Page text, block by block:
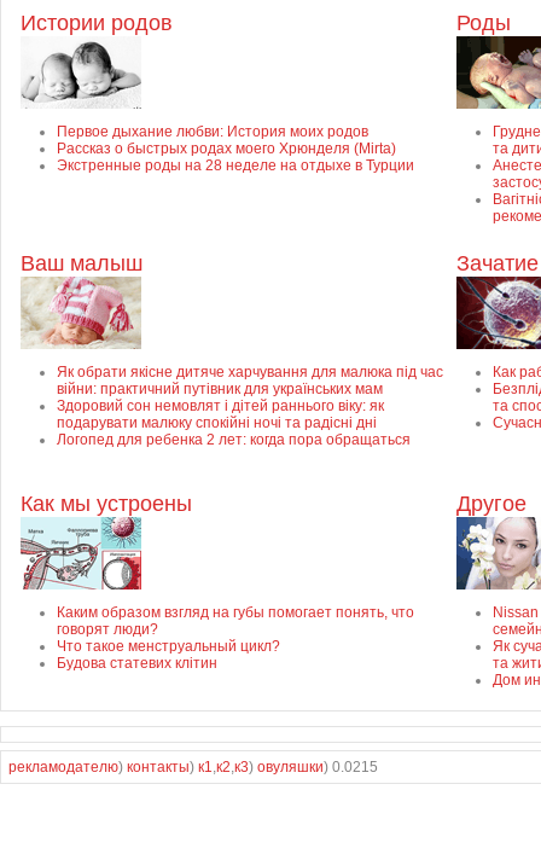
Истории родов
Первое дыхание любви: История моих родов
Рассказ о быстрых родах моего Хрюнделя (Mirta)
Экстренные роды на 28 неделе на отдыхе в Турции
Роды
та
Ваш малыш
Як обрати якісне дитяче харчування для малюка під час
війни: практичний путівник для українських мам
Здоровий сон немовлят і дітей раннього віку: як
подарувати малюку спокійні ночі та радісні дні
Логопед для ребенка 2 лет: когда пора обращаться
Зачатие
Как
та
Как мы устроены
Каким образом взгляд на губы помогает понять, что
говорят люди?
Что такое менструальный цикл?
Будова статевих клітин
Другое
Як
та
Дом
рекламодателю) контакты) к1,к2,к3) овуляшки) 0.0215